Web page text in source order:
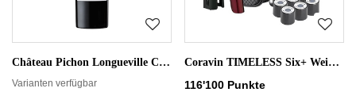
Château Pichon Longueville Comtesse de Lalande 2019 - rot
Varianten verfügbar
Coravin TIMELESS Six+ Weinausgiesser-Set
116'100 Punkte